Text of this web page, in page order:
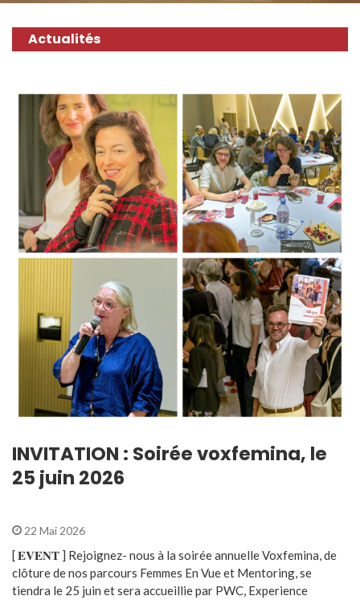
Actualités
INVITATION : Soirée voxfemina, le
25 juin 2026
22 Mai 2026
[ 𝐄𝐕𝐄𝐍𝐓 ] Rejoignez- nous à la soirée annuelle Voxfemina, de
clôture de nos parcours Femmes En Vue et Mentoring, se
tiendra le 25 juin et sera accueillie par PWC, Experience